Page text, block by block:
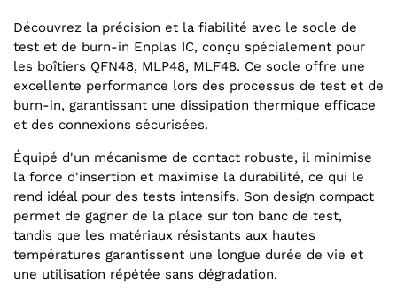
Découvrez la précision et la fiabilité avec le socle de
test et de burn-in Enplas IC, conçu spécialement pour
les boîtiers QFN48, MLP48, MLF48. Ce socle offre une
excellente performance lors des processus de test et de
burn-in, garantissant une dissipation thermique efficace
et des connexions sécurisées.
Équipé d'un mécanisme de contact robuste, il minimise
la force d'insertion et maximise la durabilité, ce qui le
rend idéal pour des tests intensifs. Son design compact
permet de gagner de la place sur ton banc de test,
tandis que les matériaux résistants aux hautes
températures garantissent une longue durée de vie et
une utilisation répétée sans dégradation.